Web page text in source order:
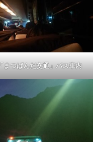
「まつばんだ交通」バス車内